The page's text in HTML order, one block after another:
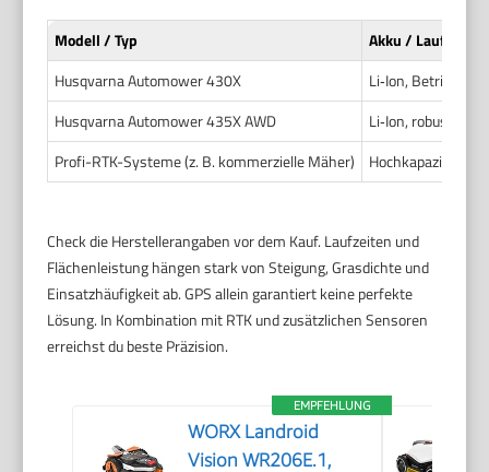
Modell / Typ
Akku / Laufzeit
Husqvarna Automower 430X
Li‑Ion,
Husqvarna Automower 435X AWD
Li‑Ion, robuste
Profi-RTK-Systeme (z. B. kommerzielle Mäher)
Hochkapazitative
Check die Herstellerangaben vor dem Kauf. Laufzeiten und
Flächenleistung hängen stark von Steigung, Grasdichte und
Einsatzhäufigkeit ab. GPS allein garantiert keine perfekte
Lösung. In Kombination mit RTK und zusätzlichen Sensoren
erreichst du beste Präzision.
EMPFEHLUNG
WORX Landroid
Vision WR206E.1,